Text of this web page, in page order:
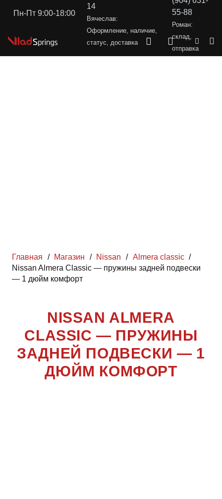
Пн-Пт 9:00-18:00
14
Вячеслав:
Оформление, наличие,
статус, доставка
55-88
Роман:
склад,
отправка
Главная / Магазин / Nissan / Almera classic /
Nissan Almera Classic — пружины задней подвески
— 1 дюйм комфорт
NISSAN ALMERA
CLASSIC — ПРУЖИНЫ
ЗАДНЕЙ ПОДВЕСКИ — 1
ДЮЙМ КОМФОРТ